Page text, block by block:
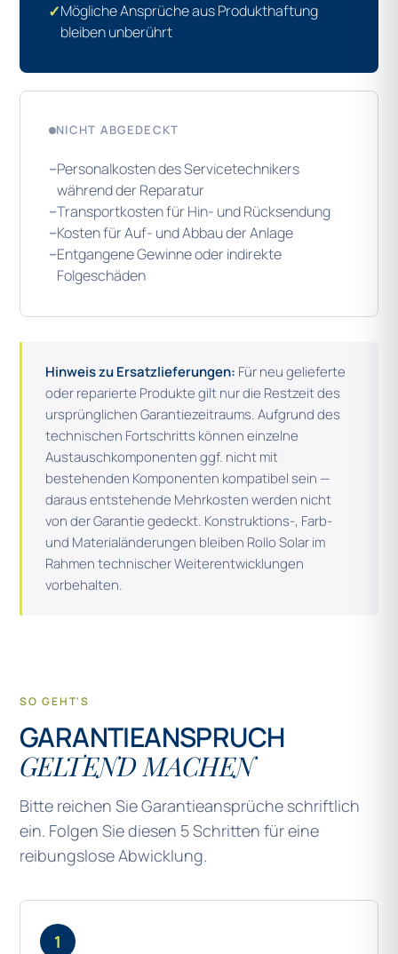
✓Mögliche Ansprüche aus Produkthaftung
bleiben unberührt
NICHT ABGEDECKT
–Personalkosten des Servicetechnikers
während der Reparatur
–Transportkosten für Hin- und Rücksendung
–Kosten für Auf- und Abbau der Anlage
–Entgangene Gewinne oder indirekte
Folgeschäden
Hinweis zu Ersatzlieferungen: Für neu gelieferte
oder reparierte Produkte gilt nur die Restzeit des
ursprünglichen Garantiezeitraums. Aufgrund des
technischen Fortschritts können einzelne
Austauschkomponenten ggf. nicht mit
bestehenden Komponenten kompatibel sein —
daraus entstehende Mehrkosten werden nicht
von der Garantie gedeckt. Konstruktions-, Farb-
und Materialänderungen bleiben Rollo Solar im
Rahmen technischer Weiterentwicklungen
vorbehalten.
SO GEHT'S
GARANTIEANSPRUCH
GELTEND MACHEN
Bitte reichen Sie Garantieansprüche schriftlich
ein. Folgen Sie diesen 5 Schritten für eine
reibungslose Abwicklung.
1